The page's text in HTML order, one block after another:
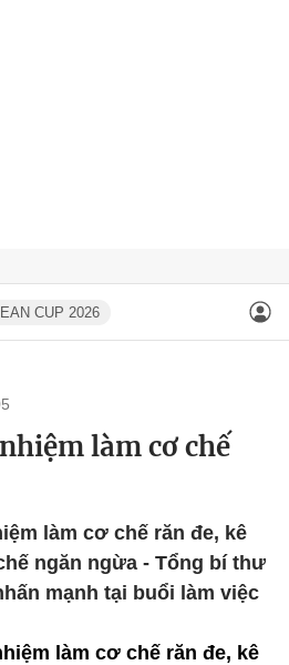
CUP 2026
làm cơ chế
làm cơ chế răn đe, kê
ngăn ngừa - Tổng bí thư
mạnh tại buổi làm việc
làm cơ chế răn đe, kê